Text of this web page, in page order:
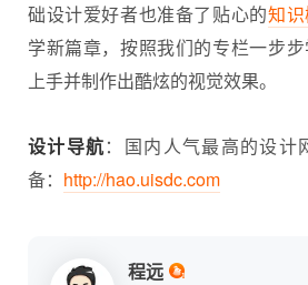
础设计爱好者也准备了贴心的知
学新篇章，按照我们的专栏一步
上手并制作出酷炫的视觉效果。
设计导航：国内人气最高的设计
备： http://hao.uisdc.com
程远